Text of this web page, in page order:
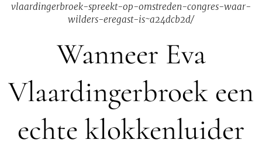
vlaardingerbroek-spreekt-op-omstreden-congres-waar-
wilders-eregast-is~a24dcb2d/
Wanneer Eva
Vlaardingerbroek een
echte klokkenluider